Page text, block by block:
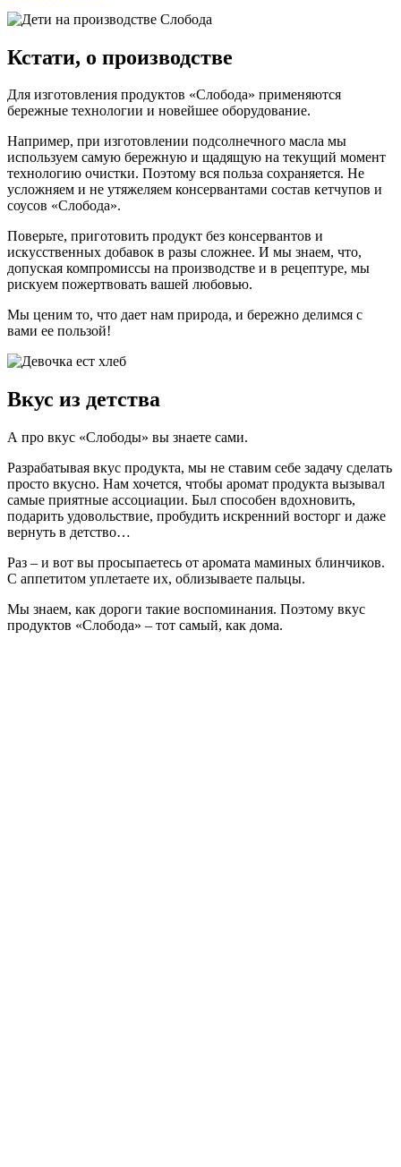
Кстати, о производстве
Для изготовления продуктов «Слобода» применяются
бережные технологии и новейшее оборудование.
Например, при изготовлении подсолнечного масла мы
используем самую бережную и щадящую на текущий момент
технологию очистки. Поэтому вся польза сохраняется. Не
усложняем и не утяжеляем консервантами состав кетчупов и
соусов «Слобода».
Поверьте, приготовить продукт без консервантов и
искусственных добавок в разы сложнее. И мы знаем, что,
допуская компромиссы на производстве и в рецептуре, мы
рискуем пожертвовать вашей любовью.
Мы ценим то, что дает нам природа, и бережно делимся с
вами ее пользой!
Вкус из детства
А про вкус «Слободы» вы знаете сами.
Разрабатывая вкус продукта, мы не ставим себе задачу сделать
просто вкусно. Нам хочется, чтобы аромат продукта вызывал
самые приятные ассоциации. Был способен вдохновить,
подарить удовольствие, пробудить искренний восторг и даже
вернуть в детство…
Раз – и вот вы просыпаетесь от аромата маминых блинчиков.
С аппетитом уплетаете их, облизываете пальцы.
Мы знаем, как дороги такие воспоминания. Поэтому вкус
продуктов «Слобода» – тот самый, как дома.